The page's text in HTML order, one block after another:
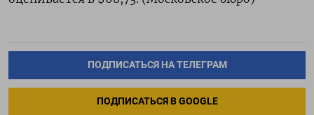
ПОДПИСАТЬСЯ НА ТЕЛЕГРАМ
ПОДПИСАТЬСЯ В GOOGLE